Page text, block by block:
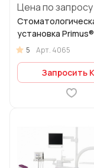
Цена по запросу
установка
5 Арт. 4065
Запросить